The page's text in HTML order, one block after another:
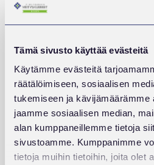
Tämä sivusto käyttää evästeitä
Käytämme evästeitä
räätälöimiseen, sosiaalisen
tukemiseen ja
jaamme sosiaalisen median,
alan kumppaneillemme tietoja
sivustoamme. Kumppanimme
tietoja muihin tietoihin, joita olet
YRITYSKUMMIEN ROOLI ON
6.10.2025
UUSIA YRITYSKUMMEJA
ITSEPÄISENKIN YRITTÄJÄN ROOPE
YRITYSKUMMIA KANNATTAA
6.10.2025
EKOSYSTEEMI, JOSSA TOIMIMME
29.8.2025
26.8.2025